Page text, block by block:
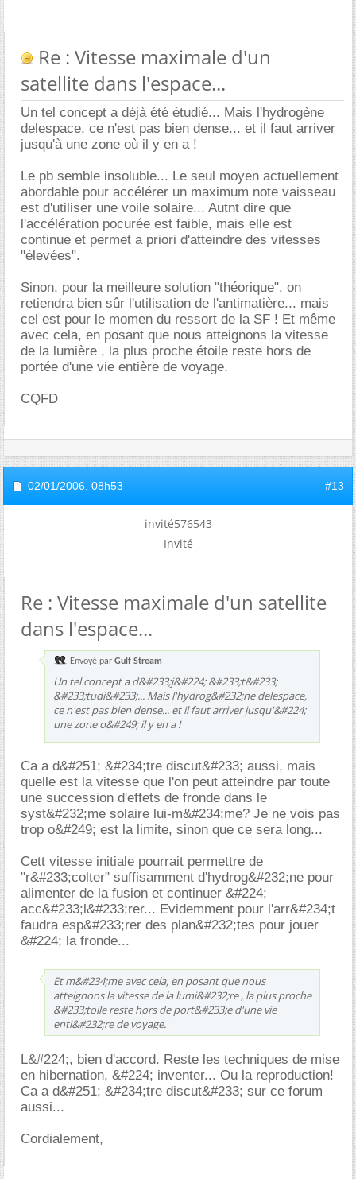
Re : Vitesse maximale d'un
satellite dans l'espace...
Un tel concept a déjà été étudié... Mais l'hydrogène
delespace, ce n'est pas bien dense... et il faut arriver
jusqu'à une zone où il y en a !
Le pb semble insoluble... Le seul moyen actuellement
abordable pour accélérer un maximum note vaisseau
est d'utiliser une voile solaire... Autnt dire que
l'accélération pocurée est faible, mais elle est
continue et permet a priori d'atteindre des vitesses
"élevées".
Sinon, pour la meilleure solution "théorique", on
retiendra bien sûr l'utilisation de l'antimatière... mais
cel est pour le momen du ressort de la SF ! Et même
avec cela, en posant que nous atteignons la vitesse
de la lumière , la plus proche étoile reste hors de
portée d'une vie entière de voyage.
CQFD
02/01/2006, 08h53 #13
invité576543
Invité
Re : Vitesse maximale d'un satellite
dans l'espace...
Envoyé par Gulf Stream
Un tel concept a d&#233;j&#224; &#233;t&#233;
&#233;tudi&#233;... Mais l'hydrog&#232;ne delespace,
ce n'est pas bien dense... et il faut arriver jusqu'&#224;
une zone o&#249; il y en a !
Ca a d&#251; &#234;tre discut&#233; aussi, mais
quelle est la vitesse que l'on peut atteindre par toute
une succession d'effets de fronde dans le
syst&#232;me solaire lui-m&#234;me? Je ne vois pas
trop o&#249; est la limite, sinon que ce sera long...
Cett vitesse initiale pourrait permettre de
"r&#233;colter" suffisamment d'hydrog&#232;ne pour
alimenter de la fusion et continuer &#224;
acc&#233;l&#233;rer... Evidemment pour l'arr&#234;t
faudra esp&#233;rer des plan&#232;tes pour jouer
&#224; la fronde...
Et m&#234;me avec cela, en posant que nous
atteignons la vitesse de la lumi&#232;re , la plus proche
&#233;toile reste hors de port&#233;e d'une vie
enti&#232;re de voyage.
L&#224;, bien d'accord. Reste les techniques de mise
en hibernation, &#224; inventer... Ou la reproduction!
Ca a d&#251; &#234;tre discut&#233; sur ce forum
aussi...
Cordialement,